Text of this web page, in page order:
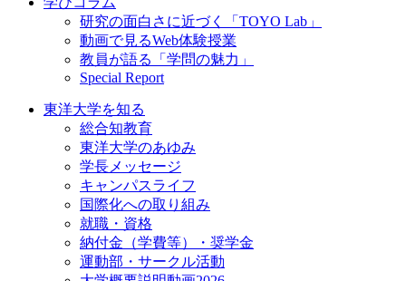
研究の面白さに近づく「TOYO Lab」
動画で見るWeb体験授業
教員が語る「学問の魅力」
Special Report
東洋大学を知る
総合知教育
東洋大学のあゆみ
学長メッセージ
キャンパスライフ
国際化への取り組み
就職・資格
納付金（学費等）・奨学金
運動部・サークル活動